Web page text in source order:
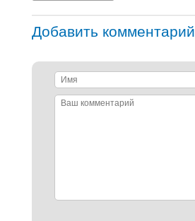
Добавить комментарий
Имя
Ваш